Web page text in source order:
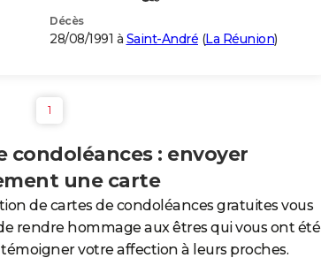
Décès
28/08/1991 à Saint-André (La Réunion)
1
condoléances : envoyer
une carte
de cartes de condoléances gratuites vous
rendre hommage aux êtres qui vous ont été
votre affection à leurs proches.